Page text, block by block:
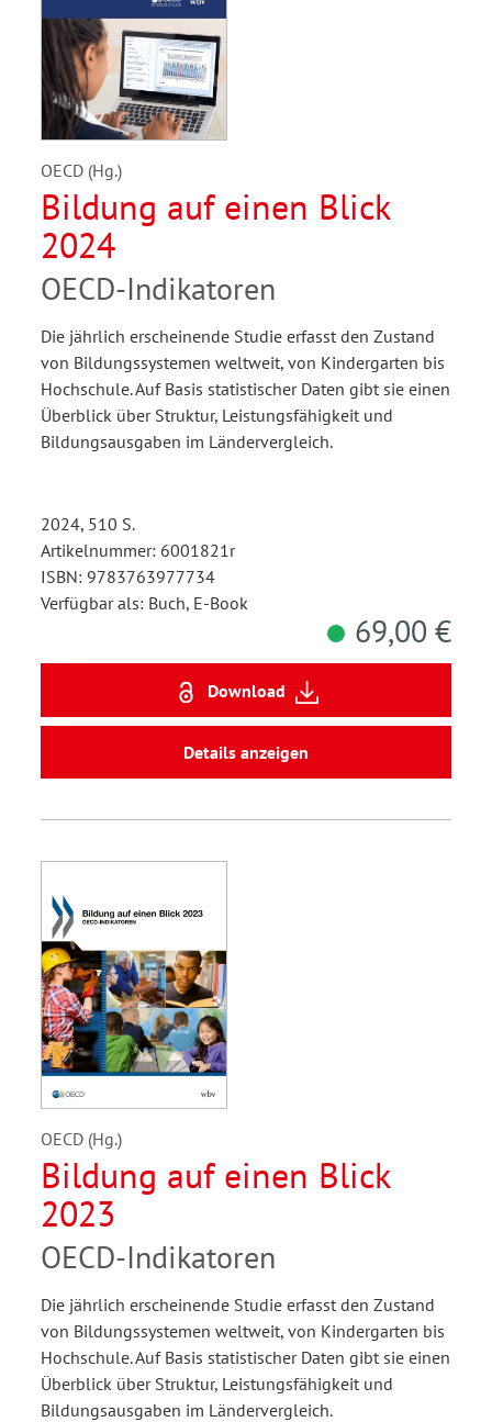
OECD (Hg.)
Bildung auf einen Blick
2024
OECD-Indikatoren
Die jährlich erscheinende Studie erfasst den Zustand
von Bildungssystemen weltweit, von Kindergarten bis
Hochschule. Auf Basis statistischer Daten gibt sie einen
Überblick über Struktur, Leistungsfähigkeit und
Bildungsausgaben im Ländervergleich.
2024, 510 S.
Artikelnummer: 6001821r
ISBN: 9783763977734
Verfügbar als: Buch, E-Book
69,00 €
Download
Details anzeigen
OECD (Hg.)
Bildung auf einen Blick
2023
OECD-Indikatoren
Die jährlich erscheinende Studie erfasst den Zustand
von Bildungssystemen weltweit, von Kindergarten bis
Hochschule. Auf Basis statistischer Daten gibt sie einen
Überblick über Struktur, Leistungsfähigkeit und
Bildungsausgaben im Ländervergleich.